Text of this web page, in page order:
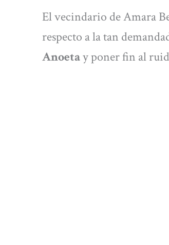
El vecindario de Amara
respecto a la tan
Anoetay poner fin al